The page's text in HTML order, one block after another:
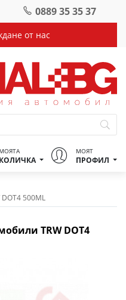
0889 35 35 37
от нас
МОЯТА
КОЛИЧКА
МОЯТ
ПРОФИЛ
500ML
TRW DOT4